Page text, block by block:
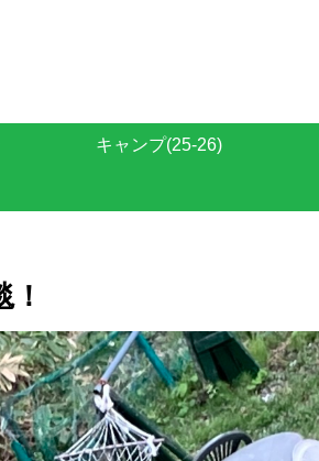
キャンプ(25-26)